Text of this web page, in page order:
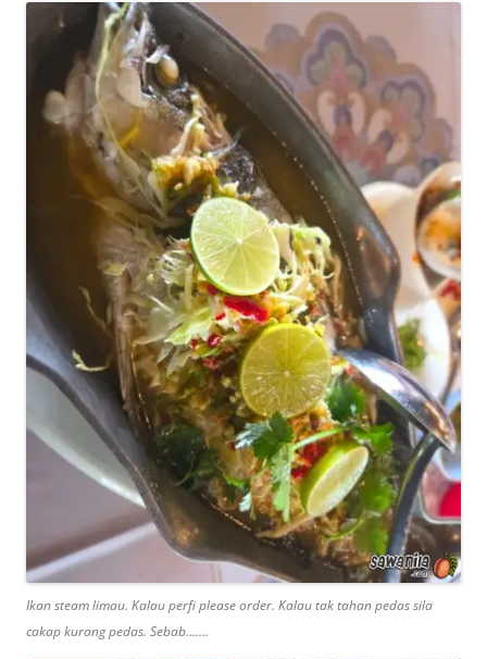
Ikan steam limau. Kalau perfi please order. Kalau tak tahan pedas sila
cakap kurang pedas. Sebab…….